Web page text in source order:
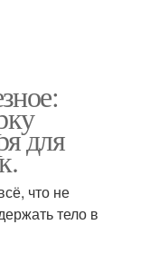
для
что не
тело в